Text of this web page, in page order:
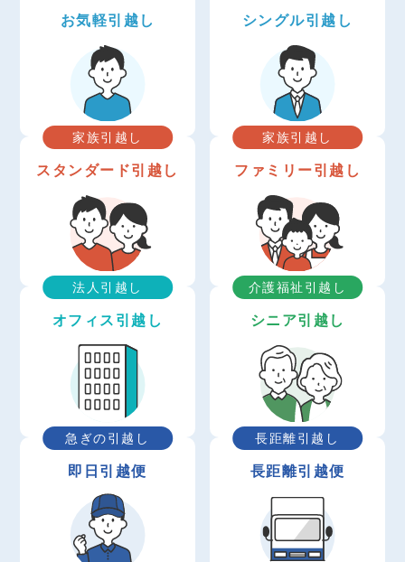
お気軽引越し シングル引越し
家族引越し
スタンダード引越し
家族引越し
ファミリー引越し
法人引越し
オフィス引越し
介護福祉引越し
シニア引越し
急ぎの引越し
即日引越便
長距離引越し
長距離引越便